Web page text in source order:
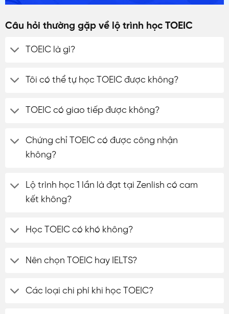
Câu hỏi thường gặp về lộ trình học TOEIC
TOEIC là gì?
Tôi có thể tự học TOEIC được không?
TOEIC có giao tiếp được không?
Chứng chỉ TOEIC có được công nhận
không?
Lộ trình học 1 lần là đạt tại Zenlish có cam
kết không?
Học TOEIC có khó không?
Nên chọn TOEIC hay IELTS?
Các loại chi phí khi học TOEIC?